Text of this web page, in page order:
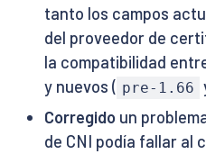
tanto los campos
del proveedor de
la compatibilidad
y nuevos ( pre-1.66
Corregidoun
de CNI podía fallar al